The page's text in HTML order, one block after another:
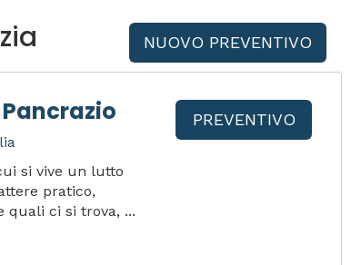
NUOVO PREVENTIVO
si vive un lutto
pratico,
quali ci si trova, ...
PREVENTIVO